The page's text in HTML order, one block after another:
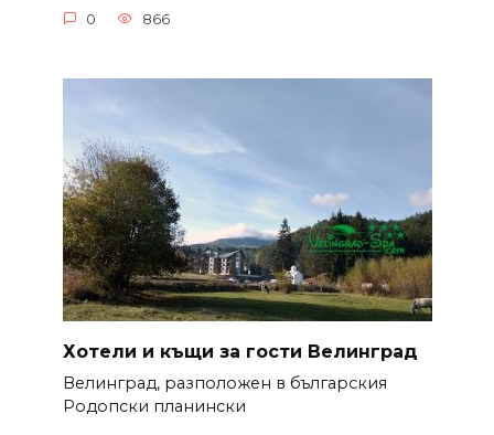
0 866
Хотели и къщи за гости Велинград
Велинград, разположен в българския
Родопски планински